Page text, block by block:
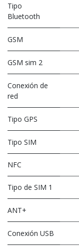
Tipo
Bluetooth
GSM
GSM sim 2
Conexión de
red
Tipo GPS
Tipo SIM
NFC
Tipo de SIM 1
ANT+
Conexión USB